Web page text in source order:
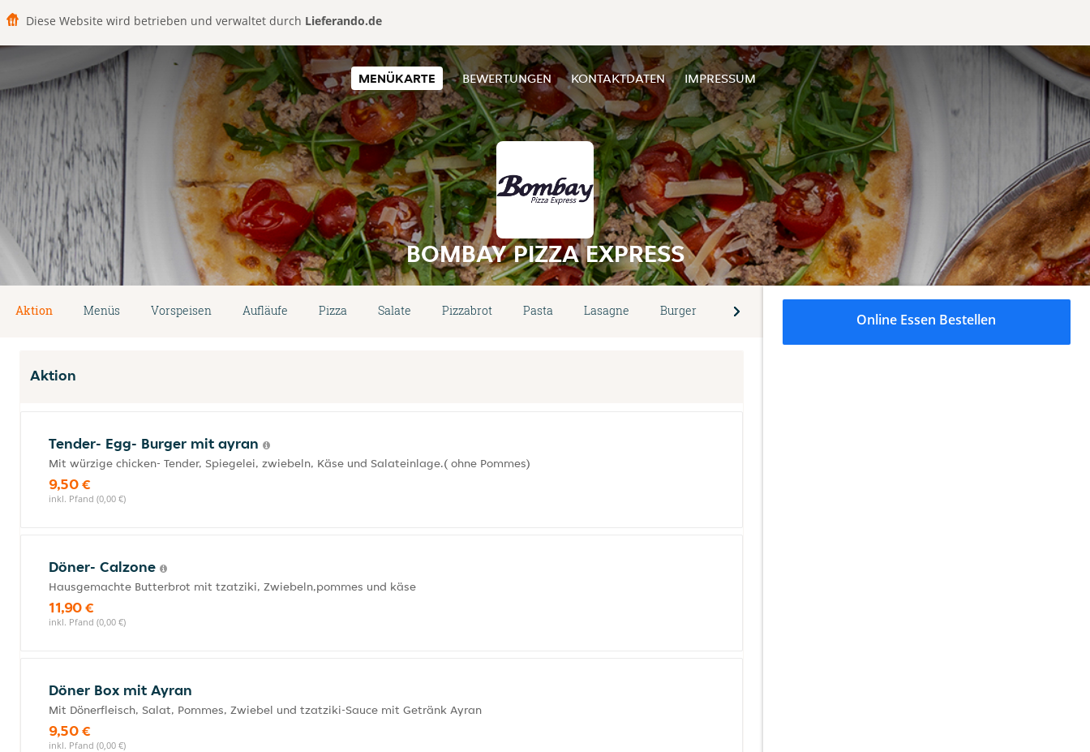
Diese Website wird betrieben und verwaltet durch Lieferando.de
MENÜKARTE BEWERTUNGEN KONTAKTDATEN IMPRESSUM
BOMBAY PIZZA EXPRESS
Aktion Menüs Vorspeisen Aufläufe Pizza Salate Pizzabrot Pasta Lasagne Burger Wraps Fleischgerichte
Aktion
Tender- Egg- Burger mit ayran
Mit würzige chicken- Tender, Spiegelei, zwiebeln, Käse und Salateinlage.( ohne Pommes)
9,50 €
inkl. Pfand (0,00 €)
Döner- Calzone
Hausgemachte Butterbrot mit tzatziki, Zwiebeln,pommes und käse
11,90 €
inkl. Pfand (0,00 €)
Döner Box mit Ayran
Mit Dönerfleisch, Salat, Pommes, Zwiebel und tzatziki-Sauce mit Getränk Ayran
9,50 €
inkl. Pfand (0,00 €)
Online Essen Bestellen